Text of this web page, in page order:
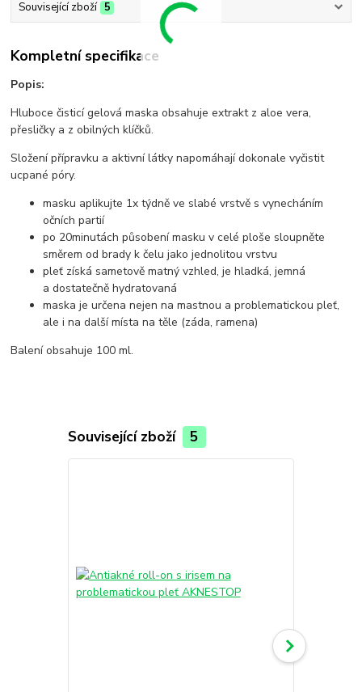
Související zboží 5
Kompletní specifikace
Popis:
Hluboce čisticí gelová maska obsahuje extrakt z aloe vera,
přesličky a z obilných klíčků.
Složení přípravku a aktivní látky napomáhají dokonale vyčistit
ucpané póry.
masku aplikujte 1x týdně ve slabé vrstvě s vynecháním
očních partií
po 20minutách působení masku v celé ploše sloupněte
směrem od brady k čelu jako jednolitou vrstvu
pleť získá sametově matný vzhled, je hladká, jemná
a dostatečně hydratovaná
maska je určena nejen na mastnou a problematickou pleť,
ale i na další místa na těle (záda, ramena)
Balení obsahuje 100 ml.
Související zboží 5